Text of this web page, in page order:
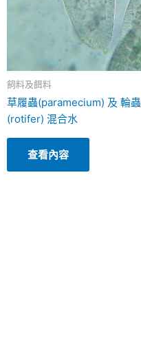
飼料及餌料
草履蟲(paramecium) 及 輪蟲
(rotifer) 混合水
查看內容